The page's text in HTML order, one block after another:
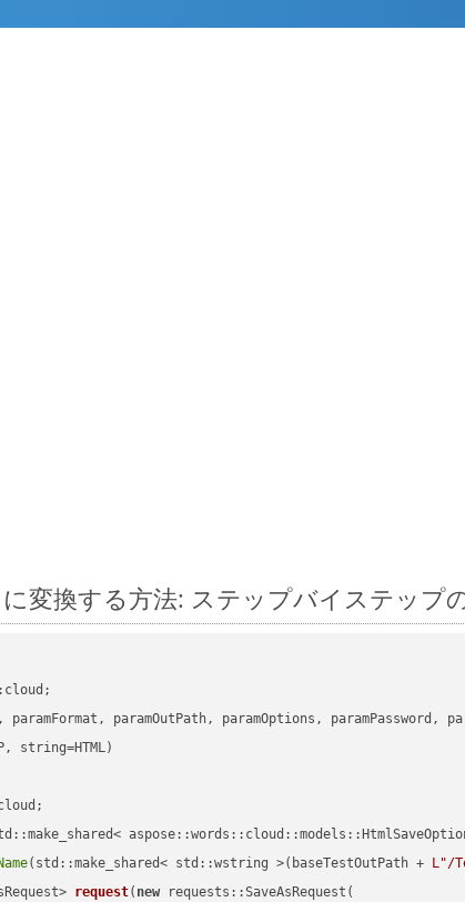
変換する方法: ステップバイステップ
paramFormat, paramOutPath, paramOptions,
(std::make_shared< std::wstring >(baseTestOutPath + L"/
request( new requests::SaveAsRequest(